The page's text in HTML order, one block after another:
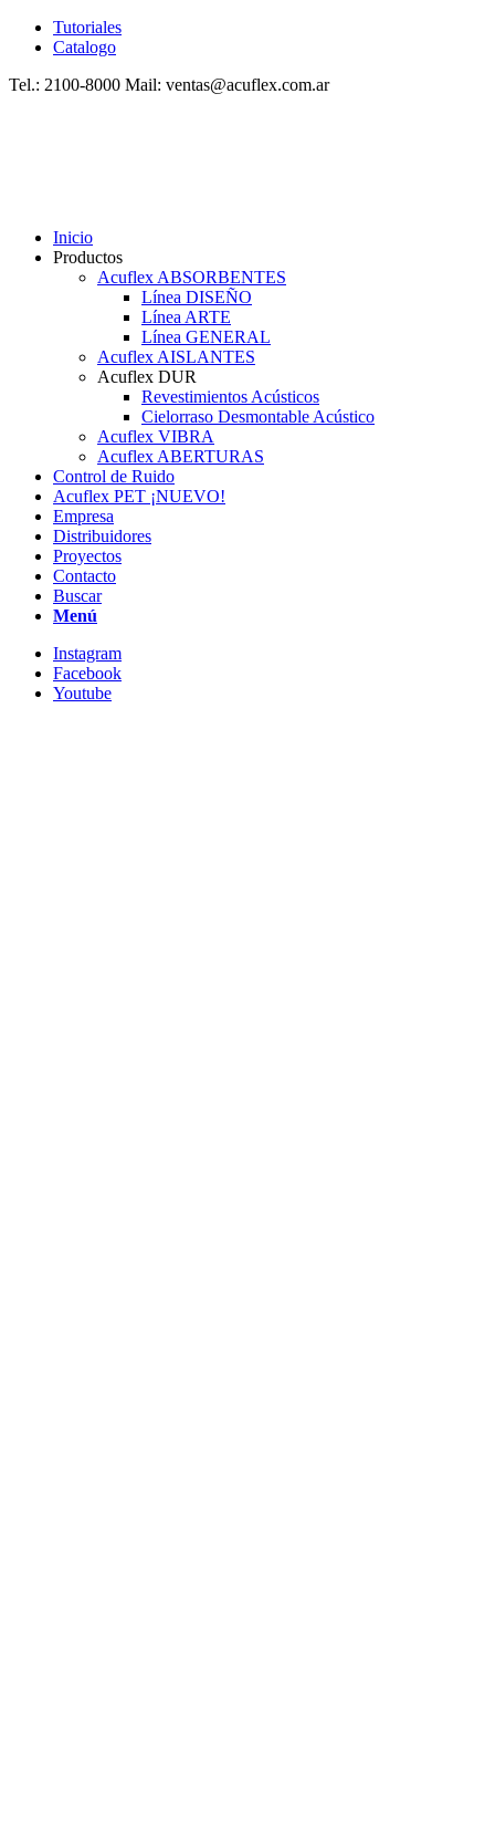
Tutoriales
Catalogo
Tel.: 2100-8000 Mail: ventas@acuflex.com.ar
Inicio
Productos
Acuflex ABSORBENTES
Línea DISEÑO
Línea ARTE
Línea GENERAL
Acuflex AISLANTES
Acuflex DUR
Revestimientos Acústicos
Cielorraso Desmontable Acústico
Acuflex VIBRA
Acuflex ABERTURAS
Control de Ruido
Acuflex PET ¡NUEVO!
Empresa
Distribuidores
Proyectos
Contacto
Buscar
Menú
Instagram
Facebook
Youtube